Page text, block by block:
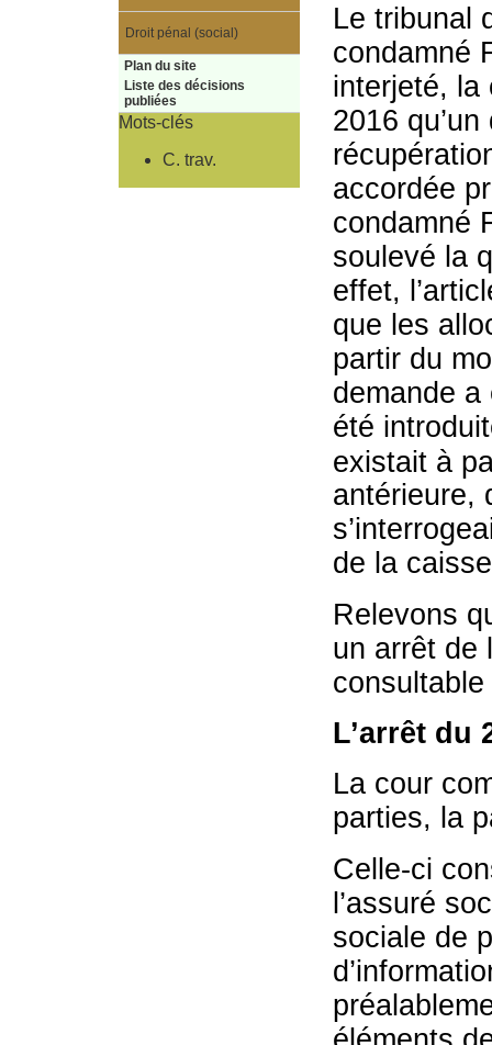
Le tribunal
condamné
interjeté, la
2016
accordée
condamné
soulevé la
effet,
que les
partir du
demande a
été
existait à
antérieure,
de la
Relevons
un arrêt de
L’arrêt du
La cour
parties, la
Celle-ci
l’assuré
sociale de
Droit pénal (social)
Plan du site
Liste des décisions
publiées
Mots-clés
C. trav.